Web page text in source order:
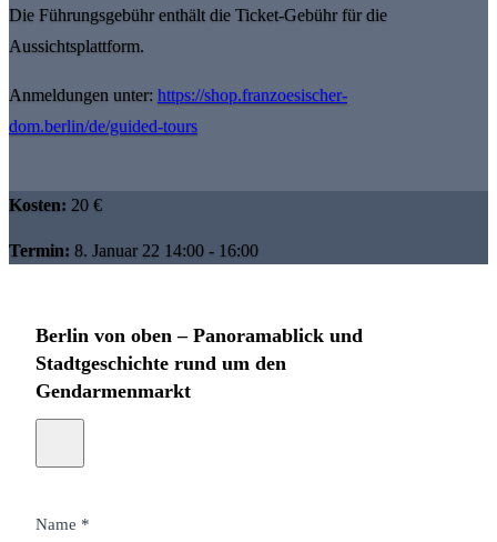
Die Führungsgebühr enthält die Ticket-Gebühr für die
Aussichtsplattform.
Anmeldungen unter: https://shop.franzoesischer-
dom.berlin/de/guided-tours
Kosten: 20 €
Termin: 8. Januar 22 14:00 - 16:00
Berlin von oben – Panoramablick und
Stadtgeschichte rund um den
Gendarmenmarkt
Name *